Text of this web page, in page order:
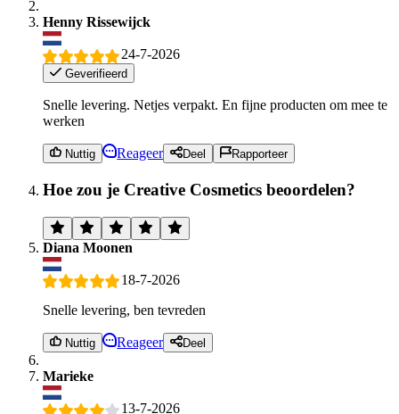
Henny Rissewijck
24-7-2026
Geverifieerd
Snelle levering. Netjes verpakt. En fijne producten om mee te
werken
Nuttig Reageer Deel Rapporteer
Hoe zou je Creative Cosmetics beoordelen?
Diana Moonen
18-7-2026
Snelle levering, ben tevreden
Nuttig Reageer Deel
Marieke
13-7-2026